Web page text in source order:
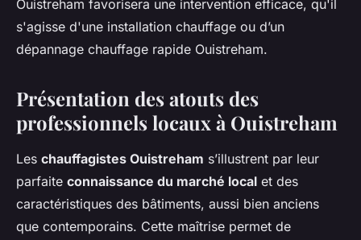
Ouistreham favorisera une intervention efficace, qu'il
s'agisse d'une installation chauffage ou d’un
dépannage chauffage rapide Ouistreham.
Présentation des atouts des
professionnels locaux à Ouistreham
Les chauffagistes Ouistreham s’illustrent par leur
parfaite connaissance du marché local et des
caractéristiques des bâtiments, aussi bien anciens
que contemporains. Cette maîtrise permet de